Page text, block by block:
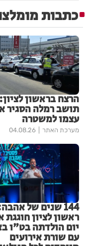
כתבות
הרצח בראשון
תושב רמלה הסגיר
עצמו למשטרה
מערכת האתר 04.08.26
144 שנים של
ראשון לציון חוגגת
יום הולדתה בט"ו
עם שורת אירועים